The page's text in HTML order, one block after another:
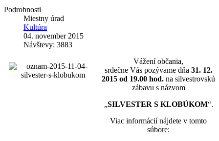
Podrobnosti
Miestny úrad
Kultúra
04. november 2015
Návštevy: 3883
Vážení občania,
srdečne Vás pozývame dňa 31. 12.
2015 od 19.00 hod. na silvestrovskú
zábavu s názvom
„SILVESTER S KLOBÚKOM“.
Viac informácií nájdete v tomto
súbore: